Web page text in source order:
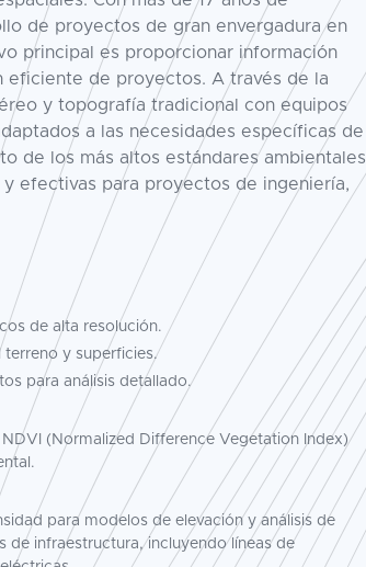
de proyectos de gran envergadura en
principal es proporcionar información
eficiente de proyectos. A través de la
y topografía tradicional con equipos
a las necesidades específicas de
de los más altos estándares ambientales
efectivas para proyectos de ingeniería,
de alta resolución.
terreno y superficies.
para análisis detallado.
(Normalized Difference Vegetation Index)
para modelos de elevación y análisis de
infraestructura, incluyendo líneas de